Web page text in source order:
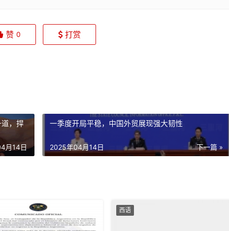
赞 0 打赏
，捍
月14日
一季度开局平稳，中国外贸展现强大韧性
下一篇 »
2025年04月14日
西语